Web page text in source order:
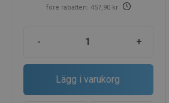
före rabatten: 457,90 kr
- +
Lägg i varukorg